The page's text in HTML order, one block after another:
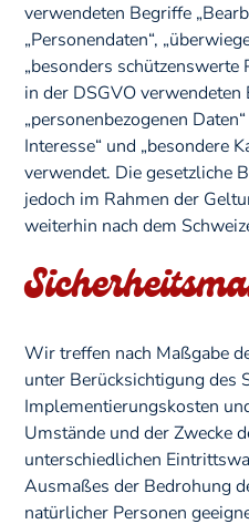
verwendeten Begriffe
„Personendaten“,
„besonders schützenswerte
in der DSGVO verwendeten
„personenbezogenen
Interesse“ und „besondere
verwendet. Die gesetzliche
jedoch im Rahmen der
weiterhin nach dem
Wir treffen nach Maßgabe
unter Berücksichtigung des
Implementierungskosten
Umstände und der Zwecke
unterschiedlichen
Ausmaßes der Bedrohung
natürlicher Personen